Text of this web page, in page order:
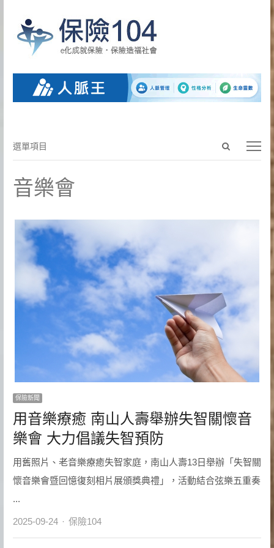
Open
search
選
目
選單項目
音樂會
保險新聞
用音樂療癒 南山人壽舉辦失智關懷音
樂會 大力倡議失智預防
用舊照片、老音樂療癒失智家庭，南山人壽13日舉辦「失智關
懷音樂會暨回憶復刻相片展頒獎典禮」，活動結合弦樂五重奏
...
2025-09-24 Author
保險104